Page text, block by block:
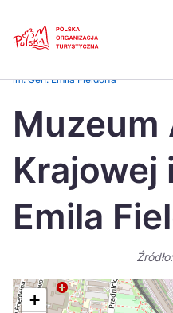
Česká
Dansk
Italiano
Português
im. Gen. Emila Fieldorfa
Muzeum
Krajowej
Emila
+